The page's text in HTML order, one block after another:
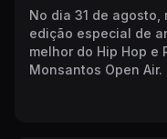
No dia 31 de agosto,
edição especial de
melhor do Hip Hop e
Monsantos Open Air.